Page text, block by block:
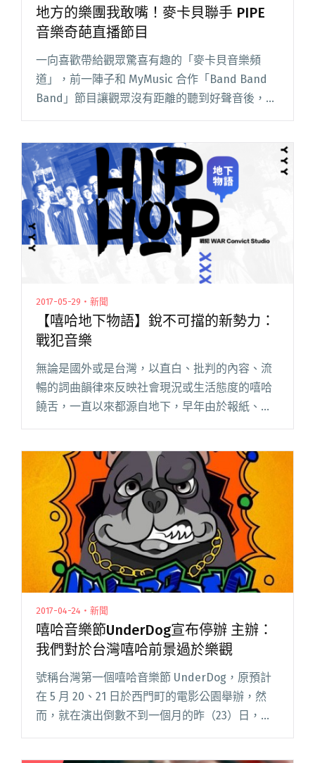
地方的樂團我敢嘴！麥卡貝聯手 PIPE
音樂奇葩直播節目
一向喜歡帶給觀眾驚喜有趣的「麥卡貝音樂頻
道」，前一陣子和 MyMusic 合作「Band Band
Band」節目讓觀眾沒有距離的聽到好聲音後，隨
即在網路上造成一股話題，這次在音樂節目內容
精心閱讀全文 "地方的樂團我敢嘴！麥卡貝聯手
PIPE 音樂奇葩直播節目"
2017-05-29・新聞
【嘻哈地下物語】銳不可擋的新勢力：
戰犯音樂
無論是國外或是台灣，以直白、批判的內容、流
暢的詞曲韻律來反映社會現況或生活態度的嘻哈
饒舌，一直以來都源自地下，早年由於報紙、電
視、電台等傳統媒體掌握了話語權，讓這些音樂
及最早把這樣的曲風推至大舞台、閱讀全文
"【嘻哈地下物語】銳不可擋的新勢力：戰犯音
樂"
2017-04-24・新聞
嘻哈音樂節UnderDog宣布停辦 主辦：
我們對於台灣嘻哈前景過於樂觀
號稱台灣第一個嘻哈音樂節 UnderDog，原預計
在 5 月 20、21 日於西門町的電影公園舉辦，然
而，就在演出倒數不到一個月的昨（23）日，主
辦方突宣布音樂節取消，將無限期延期舉辦。 主